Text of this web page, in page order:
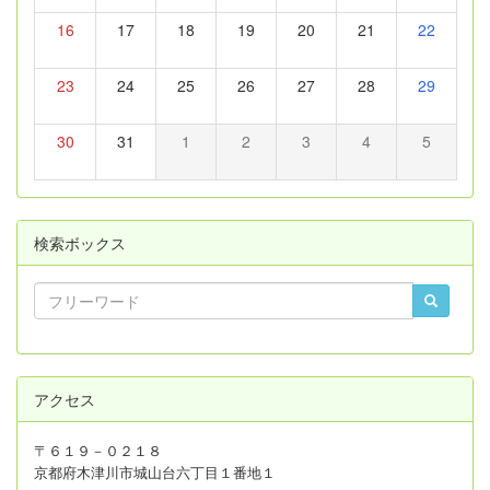
16 17 18 19 20 21 22
23 24 25 26 27 28 29
30 31 1 2 3 4 5
検索ボックス
アクセス
〒６１９－０２１８
京都府木津川市城山台六丁目１番地１